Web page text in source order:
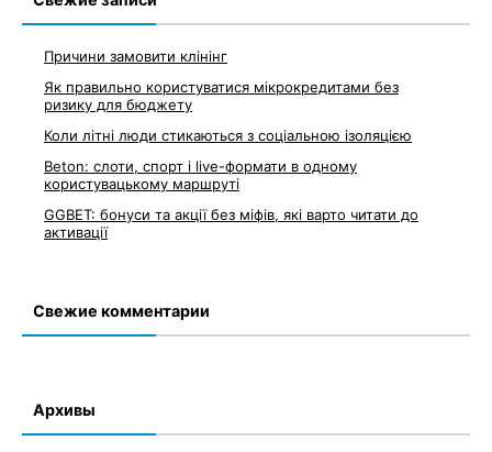
Причини замовити клінінг
Як правильно користуватися мікрокредитами без
ризику для бюджету
Коли літні люди стикаються з соціальною ізоляцією
Beton: слоти, спорт і live-формати в одному
користувацькому маршруті
GGBET: бонуси та акції без міфів, які варто читати до
активації
Свежие комментарии
Архивы